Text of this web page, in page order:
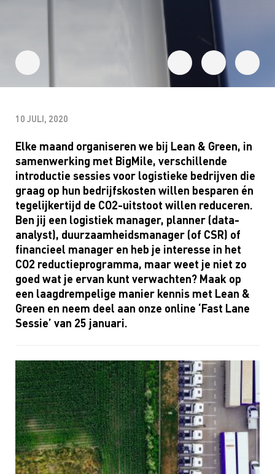
10 JULI, 2020
Elke maand organiseren we bij Lean & Green, in
samenwerking met BigMile, verschillende
introductie sessies voor logistieke bedrijven die
graag op hun bedrijfskosten willen besparen én
tegelijkertijd de CO2-uitstoot willen reduceren.
Ben jij een logistiek manager, planner (data-
analyst), duurzaamheidsmanager (of CSR) of
financieel manager en heb je interesse in het
CO2 reductieprogramma, maar weet je niet zo
goed wat je ervan kunt verwachten? Maak op
een laagdrempelige manier kennis met Lean &
Green en neem deel aan onze online ‘Fast Lane
Sessie’ van 25 januari.